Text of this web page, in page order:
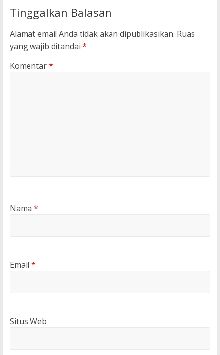
Tinggalkan Balasan
Alamat email Anda tidak akan dipublikasikan. Ruas
yang wajib ditandai *
Komentar*
Nama *
Email *
Situs Web